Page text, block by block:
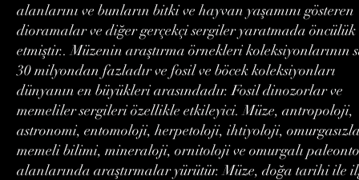
alanlarını ve bunların bitki ve hayvan yaşamını gösteren
dioramalar ve diğer gerçekçi sergiler yaratmada öncülük
etmiştir.. Müzenin araştırma örnekleri koleksiyonlarının
30 milyondan fazladır ve fosil ve böcek koleksiyonları
dünyanın en büyükleri arasındadır. Fosil dinozorlar ve
memeliler sergileri özellikle etkileyici. Müze, antropoloji,
astronomi, entomoloji, herpetoloji, ihtiyoloji,
memeli bilimi, mineraloji, ornitoloji ve omurgalı
alanlarında araştırmalar yürütür. Müze, doğa tarihi ile